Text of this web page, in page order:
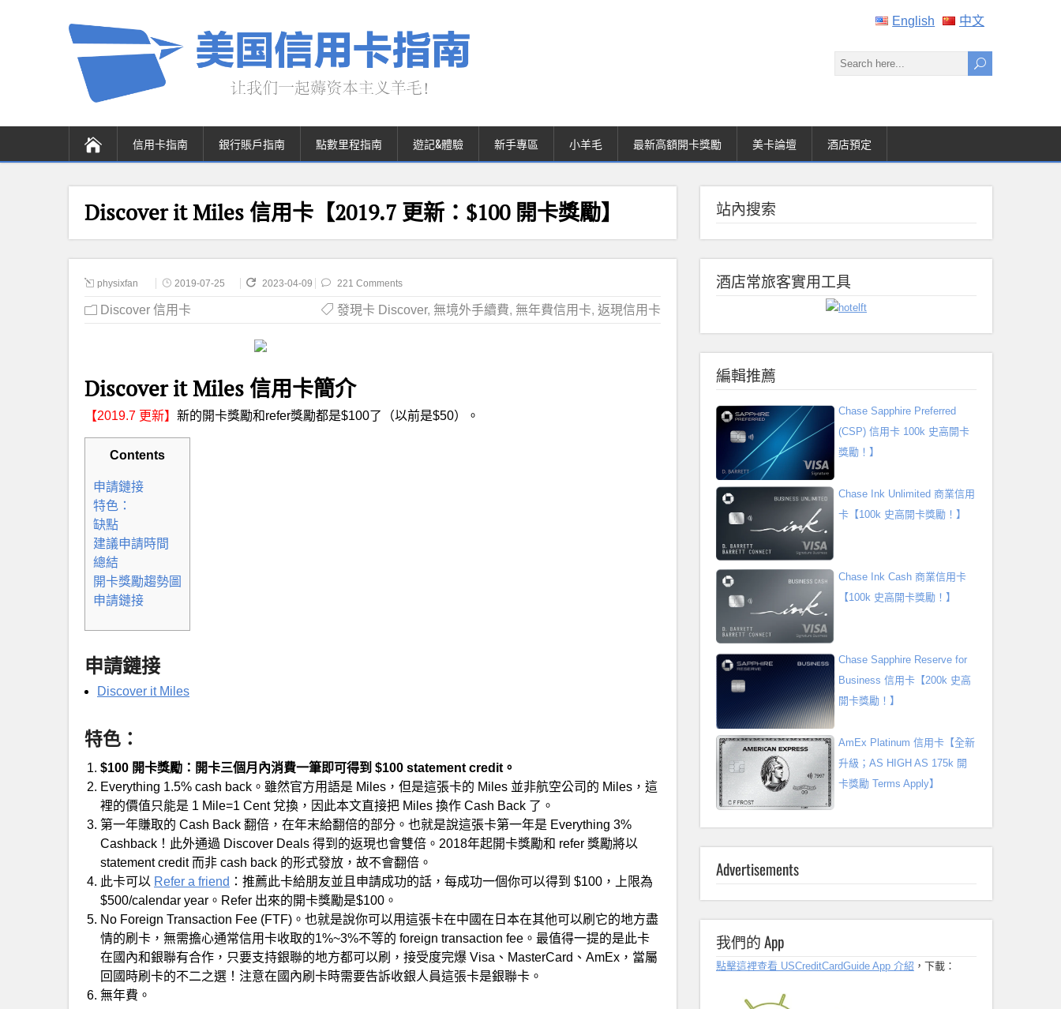
English 中文
信用卡指南 銀行賬戶指南 點數里程指南 遊記&體驗 新手專區 小羊毛 最新高額開卡獎勵 美卡論壇 酒店預定
Discover it Miles 信用卡【2019.7 更新：$100 開卡獎勵】
physixfan 2019-07-25 2023-04-09 221 Comments
Discover 信用卡 發現卡 Discover, 無境外手續費, 無年費信用卡, 返現信用卡
Discover it Miles 信用卡簡介
【2019.7 更新】 新的開卡獎勵和refer獎勵都是$100了（以前是$50）。
Contents
申請鏈接
特色：
缺點
建議申請時間
總結
開卡獎勵趨勢圖
申請鏈接
申請鏈接
Discover it Miles
特色：
$100 開卡獎勵：開卡三個月內消費一筆即可得到 $100 statement credit。
Everything 1.5% cash back。雖然官方用語是 Miles，但是這張卡的 Miles 並非航空公司的 Miles，這
裡的價值只能是 1 Mile=1 Cent 兌換，因此本文直接把 Miles 換作 Cash Back 了。
第一年賺取的 Cash Back 翻倍，在年末給翻倍的部分。也就是說這張卡第一年是 Everything 3%
Cashback！此外通過 Discover Deals 得到的返現也會雙倍。2018年起開卡獎勵和 refer 獎勵將以
statement credit 而非 cash back 的形式發放，故不會翻倍。
此卡可以 Refer a friend ：推薦此卡給朋友並且申請成功的話，每成功一個你可以得到 $100，上限為
$500/calendar year。Refer 出來的開卡獎勵是$100。
No Foreign Transaction Fee (FTF)。也就是說你可以用這張卡在中國在日本在其他可以刷它的地方盡
情的刷卡，無需擔心通常信用卡收取的1%~3%不等的 foreign transaction fee。最值得一提的是此卡
在國內和銀聯有合作，只要支持銀聯的地方都可以刷，接受度完爆 Visa、MasterCard、AmEx，當屬
回國時刷卡的不二之選！注意在國內刷卡時需要告訴收銀人員這張卡是銀聯卡。
無年費。
站內搜索
酒店常旅客實用工具
編輯推薦
Chase Sapphire Preferred
(CSP) 信用卡 100k 史高開卡
獎勵！】
Chase Ink Unlimited 商業信用
卡【100k 史高開卡獎勵！】
Chase Ink Cash 商業信用卡
【100k 史高開卡獎勵！】
Chase Sapphire Reserve for
Business 信用卡【200k 史高
開卡獎勵！】
AmEx Platinum 信用卡【全新
升級；AS HIGH AS 175k 開
卡獎勵 Terms Apply】
Advertisements
我們的 App
點擊這裡查看 USCreditCardGuide App 介紹 ，下載：